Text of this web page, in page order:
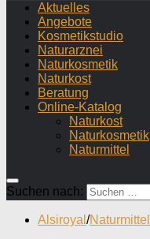
Aktuelles
Angebote
Kosmetikstudio
Naturarznei
Naturkosmetik
Naturkost
Beratung
Online-Katalog
Naturkost
Naturkosmetik
Naturmittel
Suchen nach:
Alsiroyal /Naturmittel